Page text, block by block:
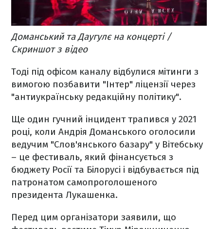
Доманський та Даугулє на концерті /
Скриншот з відео
Тоді під офісом каналу відбулися мітинги з
вимогою позбавити "Інтер" ліцензії через
"антиукраїнську редакційну політику".
Ще один гучний інцидент трапився у 2021
році, коли Андрія Доманського оголосили
ведучим "Слов'янського базару" у Вітебську
– це фестиваль, який фінансується з
бюджету Росії та Білорусі і відбувається під
патронатом самопроголошеного
президента Лукашенка.
Перед цим організатори заявили, що